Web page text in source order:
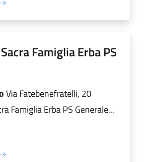
Famiglia Erba PS
Via Fatebenefratelli, 20
Famiglia Erba PS Generale...